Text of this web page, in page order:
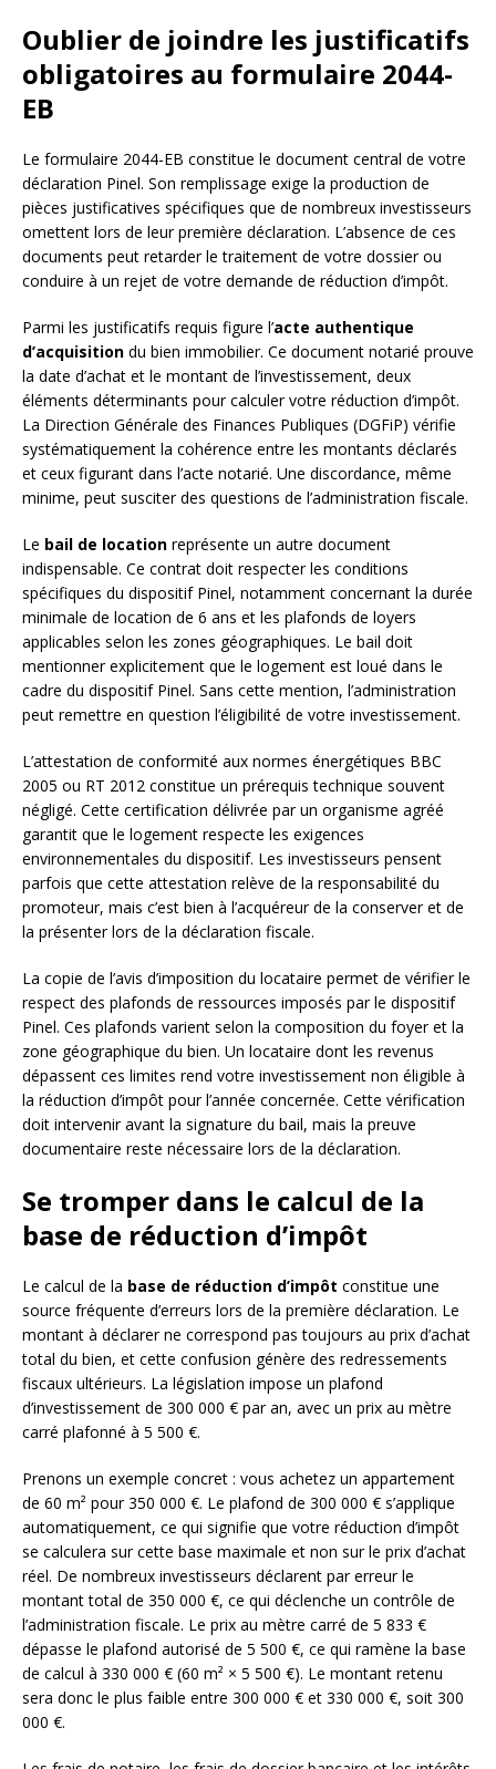
Oublier de joindre les justificatifs
obligatoires au formulaire 2044-
EB
Le formulaire 2044-EB constitue le document central de votre
déclaration Pinel. Son remplissage exige la production de
pièces justificatives spécifiques que de nombreux investisseurs
omettent lors de leur première déclaration. L’absence de ces
documents peut retarder le traitement de votre dossier ou
conduire à un rejet de votre demande de réduction d’impôt.
Parmi les justificatifs requis figure l’acte authentique
d’acquisition du bien immobilier. Ce document notarié prouve
la date d’achat et le montant de l’investissement, deux
éléments déterminants pour calculer votre réduction d’impôt.
La Direction Générale des Finances Publiques (DGFiP) vérifie
systématiquement la cohérence entre les montants déclarés
et ceux figurant dans l’acte notarié. Une discordance, même
minime, peut susciter des questions de l’administration fiscale.
Le bail de location représente un autre document
indispensable. Ce contrat doit respecter les conditions
spécifiques du dispositif Pinel, notamment concernant la durée
minimale de location de 6 ans et les plafonds de loyers
applicables selon les zones géographiques. Le bail doit
mentionner explicitement que le logement est loué dans le
cadre du dispositif Pinel. Sans cette mention, l’administration
peut remettre en question l’éligibilité de votre investissement.
L’attestation de conformité aux normes énergétiques BBC
2005 ou RT 2012 constitue un prérequis technique souvent
négligé. Cette certification délivrée par un organisme agréé
garantit que le logement respecte les exigences
environnementales du dispositif. Les investisseurs pensent
parfois que cette attestation relève de la responsabilité du
promoteur, mais c’est bien à l’acquéreur de la conserver et de
la présenter lors de la déclaration fiscale.
La copie de l’avis d’imposition du locataire permet de vérifier le
respect des plafonds de ressources imposés par le dispositif
Pinel. Ces plafonds varient selon la composition du foyer et la
zone géographique du bien. Un locataire dont les revenus
dépassent ces limites rend votre investissement non éligible à
la réduction d’impôt pour l’année concernée. Cette vérification
doit intervenir avant la signature du bail, mais la preuve
documentaire reste nécessaire lors de la déclaration.
Se tromper dans le calcul de la
base de réduction d’impôt
Le calcul de la base de réduction d’impôt constitue une
source fréquente d’erreurs lors de la première déclaration. Le
montant à déclarer ne correspond pas toujours au prix d’achat
total du bien, et cette confusion génère des redressements
fiscaux ultérieurs. La législation impose un plafond
d’investissement de 300 000 € par an, avec un prix au mètre
carré plafonné à 5 500 €.
Prenons un exemple concret : vous achetez un appartement
de 60 m² pour 350 000 €. Le plafond de 300 000 € s’applique
automatiquement, ce qui signifie que votre réduction d’impôt
se calculera sur cette base maximale et non sur le prix d’achat
réel. De nombreux investisseurs déclarent par erreur le
montant total de 350 000 €, ce qui déclenche un contrôle de
l’administration fiscale. Le prix au mètre carré de 5 833 €
dépasse le plafond autorisé de 5 500 €, ce qui ramène la base
de calcul à 330 000 € (60 m² × 5 500 €). Le montant retenu
sera donc le plus faible entre 300 000 € et 330 000 €, soit 300
000 €.